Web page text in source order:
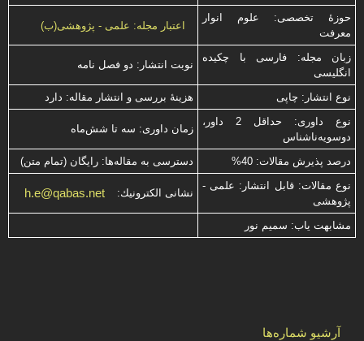
حوزۀ تخصصی: علوم انوار
معرفت
اعتبار مجله: علمی - پژوهشی(ب)
زبان مجله: فارسی با چكیده
انگلیسی
نوبت انتشار: دو فصل نامه
نوع انتشار: چاپی
هزینۀ بررسی و انتشار مقاله: دارد
نوع داوری: حداقل 2 داور،
دوسویه‌ناشناس
زمان داوری: سه تا شش‌ماه
درصد پذیرش مقالات: 40%
دسترسی به مقاله‌ها: رایگان (تمام متن)
نوع مقالات: قابل انتشار: علمی -
پژوهشی
نشانی الكترونیك: h.e@qabas.net
مشابهت ياب: سميم نور
آرشیو شماره‌ها